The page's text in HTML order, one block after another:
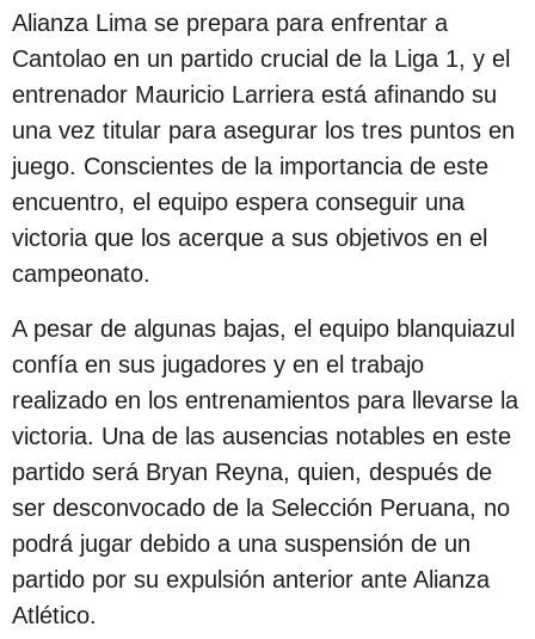
c
i
ó
n
3
a
ñ
o
d
e
s
d
e
l
a
p
u
ó
Alianza Lima se prepara para enfrentar a
Cantolao en un partido crucial de la Liga 1, y el
entrenador Mauricio Larriera está afinando su
una vez titular para asegurar los tres puntos en
juego. Conscientes de la importancia de este
encuentro, el equipo espera conseguir una
victoria que los acerque a sus objetivos en el
campeonato.
A pesar de algunas bajas, el equipo blanquiazul
confía en sus jugadores y en el trabajo
realizado en los entrenamientos para llevarse la
victoria. Una de las ausencias notables en este
partido será Bryan Reyna, quien, después de
ser desconvocado de la Selección Peruana, no
podrá jugar debido a una suspensión de un
partido por su expulsión anterior ante Alianza
Atlético.